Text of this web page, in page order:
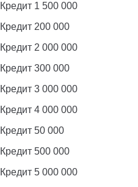
Кредит 1 500 000
Кредит 200 000
Кредит 2 000 000
Кредит 300 000
Кредит 3 000 000
Кредит 4 000 000
Кредит 50 000
Кредит 500 000
Кредит 5 000 000